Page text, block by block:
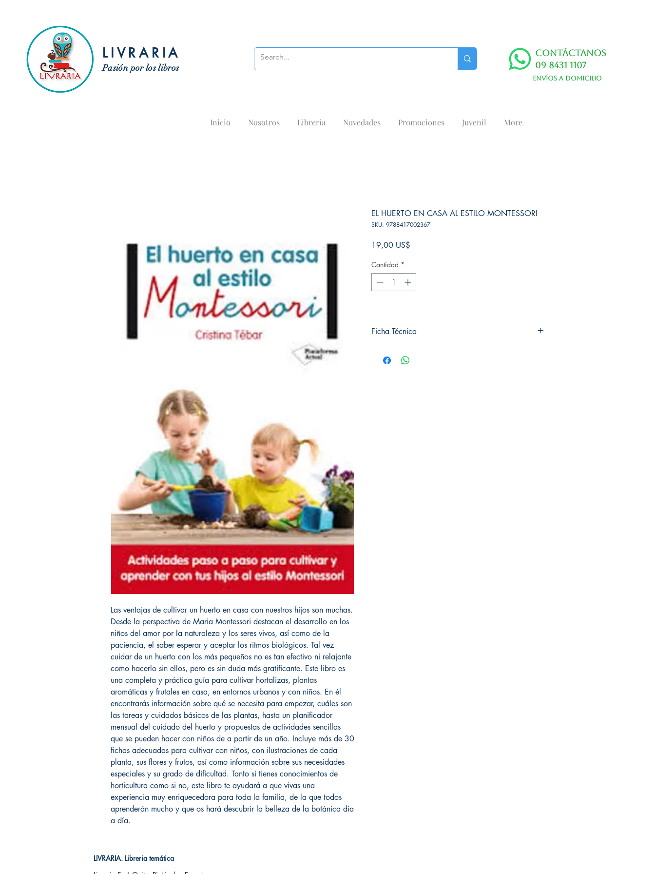
LIVRARIA
Pasión por los libros
Contáctanos
09 8431 1107
Envíos a domicilio
Inicio Nosotros Librería Novedades Promociones Juvenil More
Las ventajas de cultivar un huerto en casa con nuestros hijos son muchas.
Desde la perspectiva de Maria Montessori destacan el desarrollo en los
niños del amor por la naturaleza y los seres vivos, así como de la
paciencia, el saber esperar y aceptar los ritmos biológicos. Tal vez
cuidar de un huerto con los más pequeños no es tan efectivo ni relajante
como hacerlo sin ellos, pero es sin duda más gratificante. Este libro es
una completa y práctica guía para cultivar hortalizas, plantas
aromáticas y frutales en casa, en entornos urbanos y con niños. En él
encontrarás información sobre qué se necesita para empezar, cuáles son
las tareas y cuidados básicos de las plantas, hasta un planificador
mensual del cuidado del huerto y propuestas de actividades sencillas
que se pueden hacer con niños de a partir de un año. Incluye más de 30
fichas adecuadas para cultivar con niños, con ilustraciones de cada
planta, sus flores y frutos, así como información sobre sus necesidades
especiales y su grado de dificultad. Tanto si tienes conocimientos de
horticultura como si no, este libro te ayudará a que vivas una
experiencia muy enriquecedora para toda la familia, de la que todos
aprenderán mucho y que os hará descubrir la belleza de la botánica día
a día.
EL HUERTO EN CASA AL ESTILO MONTESSORI
SKU: 9788417002367
19,00 US$
Cantidad *
Ficha Técnica
Editorial: Plataforma
LIVRARIA. Libreria temática